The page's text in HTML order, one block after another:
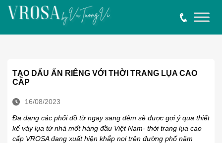
TẠO DẤU ẤN RIÊNG VỚI THỜI TRANG LỤA CAO
CẤP
16/08/2023
Đa dạng các phối đồ từ ngay sang đêm sẽ được gợi ý qua thiết
kế váy lụa từ nhà mốt hàng đầu Việt Nam- thời trang lụa cao
cấp VROSA đang xuất hiện khắp nơi trên đường phố năm